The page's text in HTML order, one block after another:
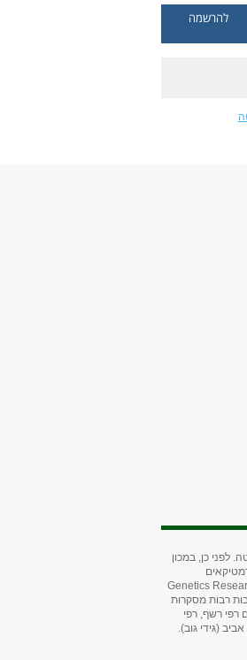
להרשמה
לפני כן, במכון
Genetics
עת מובחרים. כתבות רבות מסקרות
רפי רשף, רפי
(גידי גוב).